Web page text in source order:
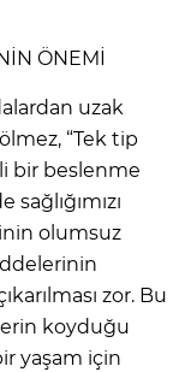
ÖNEMİ
uzak
“Tek tip
bir beslenme
olumsuz
zor. Bu
koyduğu
yaşam için